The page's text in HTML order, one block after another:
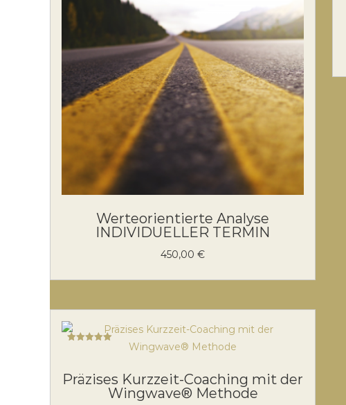
Werteorientierte Analyse
INDIVIDUELLER TERMIN
450,00 €
Präzises Kurzzeit-Coaching mit der
Wingwave® Methode